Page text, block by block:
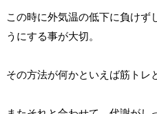
この時に外気温の低下に負けず
うにする事が大切。
その方法が何かといえば筋トレ